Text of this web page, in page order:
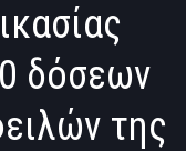
δόσεων
της